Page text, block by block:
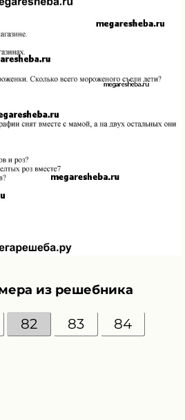
из решебника
82 83 84